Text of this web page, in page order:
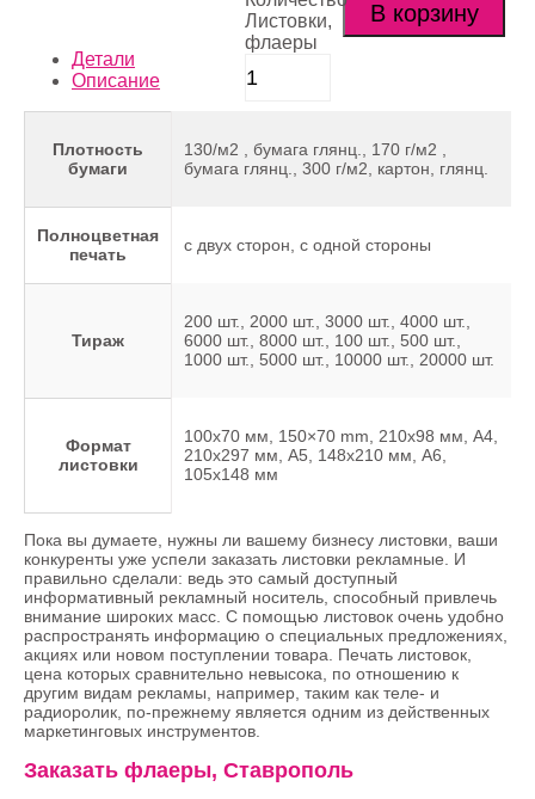
Листовки,
флаеры
В корзину
Детали
Описание
Плотность
бумаги
130/м2 , бумага глянц., 170 г/м2 ,
бумага глянц., 300 г/м2, картон, глянц.
Полноцветная
печать
с двух сторон, с одной стороны
Тираж
200 шт., 2000 шт., 3000 шт., 4000 шт.,
6000 шт., 8000 шт., 100 шт., 500 шт.,
1000 шт., 5000 шт., 10000 шт., 20000 шт.
Формат
листовки
100х70 мм, 150×70 mm, 210х98 мм, А4,
210х297 мм, А5, 148х210 мм, А6,
105х148 мм
Пока вы думаете, нужны ли вашему бизнесу листовки, ваши
конкуренты уже успели заказать листовки рекламные. И
правильно сделали: ведь это самый доступный
информативный рекламный носитель, способный привлечь
внимание широких масс. С помощью листовок очень удобно
распространять информацию о специальных предложениях,
акциях или новом поступлении товара. Печать листовок,
цена которых сравнительно невысока, по отношению к
другим видам рекламы, например, таким как теле- и
радиоролик, по-прежнему является одним из действенных
маркетинговых инструментов.
Заказать флаеры, Ставрополь